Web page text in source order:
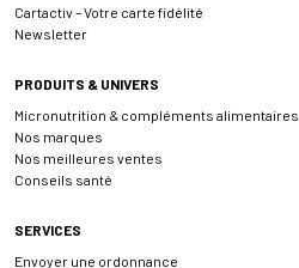
Cartactiv – Votre carte fidélité
Newsletter
PRODUITS & UNIVERS
Micronutrition & compléments alimentaires
Nos marques
Nos meilleures ventes
Conseils santé
SERVICES
Envoyer une ordonnance